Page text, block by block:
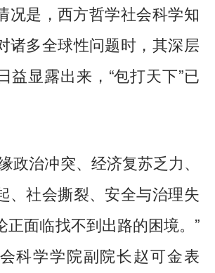
是，西方哲学社会科学知
诸多全球性问题时，其深层
益显露出来，“包打天下”已
治冲突、经济复苏乏力、
、社会撕裂、安全与治理失
正面临找不到出路的困境。”
科学学院副院长赵可金表